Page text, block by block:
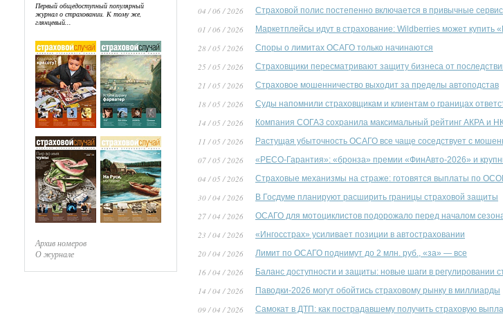
Первый общедоступный популярный
журнал о страховании. К тому же,
глянцевый...
Архив номеров
О журнале
04 / 06 / 2026 Страховой полис постепенно включается в привычные
01 / 06 / 2026 Маркетплейсы идут в страхование: Wildberries может купить
28 / 05 / 2026 Споры о лимитах ОСАГО только начинаются
25 / 05 / 2026 Страховщики пересматривают защиту бизнеса от
21 / 05 / 2026 Страховое мошенничество выходит за пределы автоподстав
18 / 05 / 2026 Суды напомнили страховщикам и клиентам о границах
14 / 05 / 2026 Компания СОГАЗ сохранила максимальный рейтинг АКРА и
11 / 05 / 2026 Растущая убыточность ОСАГО все чаще соседствует с
07 / 05 / 2026 «РЕСО-Гарантия»: «бронза» премии «ФинАвто-2026» и
04 / 05 / 2026 Страховые механизмы на страже: готовятся выплаты по
30 / 04 / 2026 В Госдуме планируют расширить границы страховой защиты
27 / 04 / 2026 ОСАГО для мотоциклистов подорожало перед началом
23 / 04 / 2026 «Ингосстрах» усиливает позиции в автостраховании
20 / 04 / 2026 Лимит по ОСАГО поднимут до 2 млн. руб., «за» — все
16 / 04 / 2026 Баланс доступности и защиты: новые шаги в регулировании
14 / 04 / 2026 Паводки-2026 могут обойтись страховому рынку в миллиарды
09 / 04 / 2026 Самокат в ДТП: как пострадавшему получить страховую